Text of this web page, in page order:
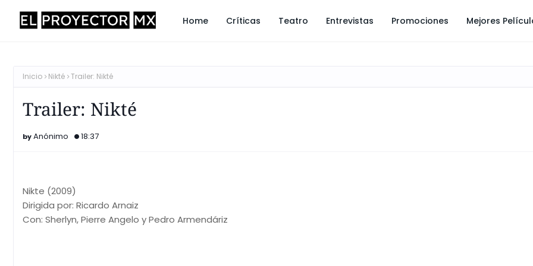
Home Críticas Teatro Entrevistas Promociones Mejores
Inicio Nikté Trailer: Nikté
Trailer: Nikté
Anónimo 18:37
Nikte (2009)
Dirigida por: Ricardo Arnaiz
Con: Sherlyn, Pierre Angelo y Pedro Armendáriz